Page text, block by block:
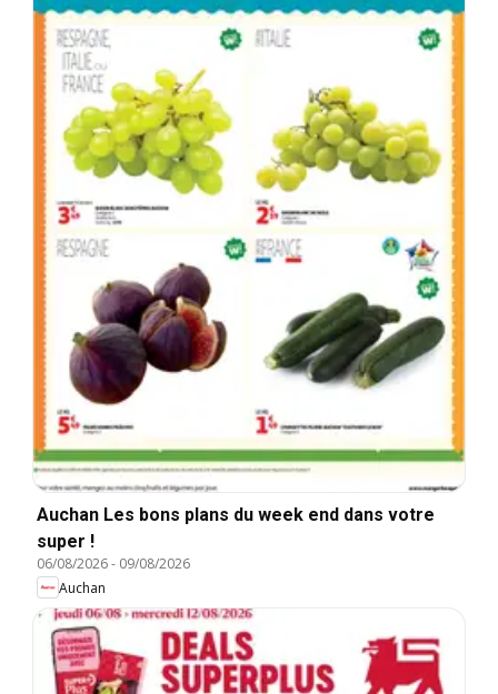
Auchan Les bons plans du week end dans votre
super !
06/08/2026- 09/08/2026
Auchan